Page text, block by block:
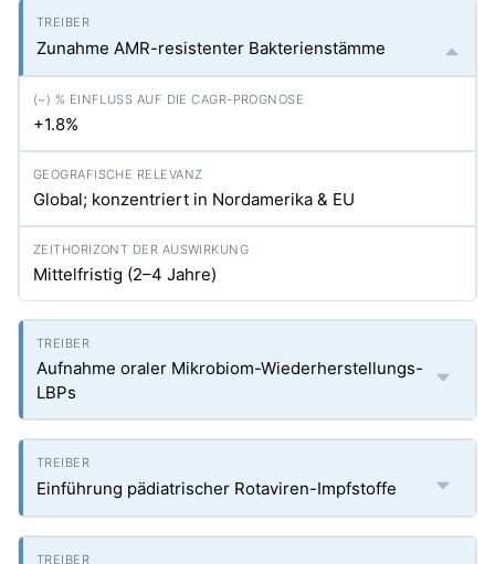
Zunahme AMR-resistenter Bakterienstämme
+1.8%
Global; konzentriert in Nordamerika & EU
Mittelfristig (2–4 Jahre)
Aufnahme oraler Mikrobiom-Wiederherstellungs-
LBPs
Einführung pädiatrischer Rotaviren-Impfstoffe